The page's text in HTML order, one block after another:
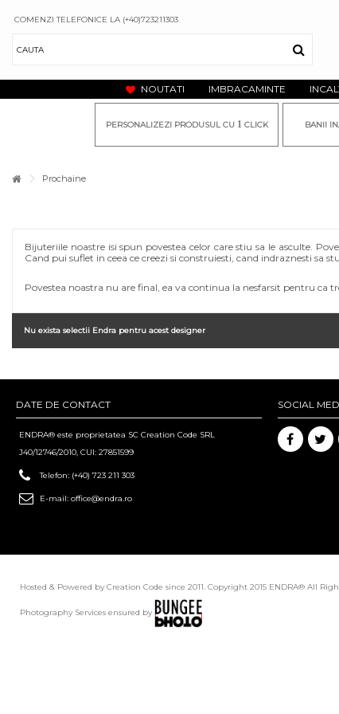
COMENZI TELEFONICE LA (+40)723211303
NOUTATI IMBRACAMINTE
PERSONALIZEZI PRODUSUL CU 1CLICK BANII
Prochaine
Bijuteriile noastre isi spun povestea celor care stiu sa le asculte.
Cand pui suflet in ceea ce creezi si construiesti, cand indraznesti sa
Povestea noastra nu are final, ea va continua la nesfarsit pentru ca
Nu exista selectii Endra pentru acest designer
DATE DE CONTACT
ENDRA® este proprietatea SC Creation Code SRL
J40/12746/2010, CUI: 27851599
Telefon: (+40) 723 211 303
E-mail: office@endra.ro
SOCIAL
Hosted & Powered by Creation Code since 2011. Copyright 2015 ENDRA® All
Photography Services ensured by